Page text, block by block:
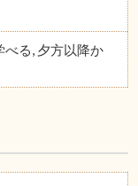
る, 夕方以降か